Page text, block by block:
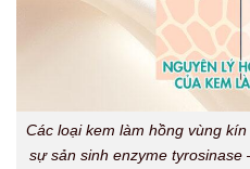
Các loại kem làm hồng vùng
sự sản sinh enzyme tyrosinase